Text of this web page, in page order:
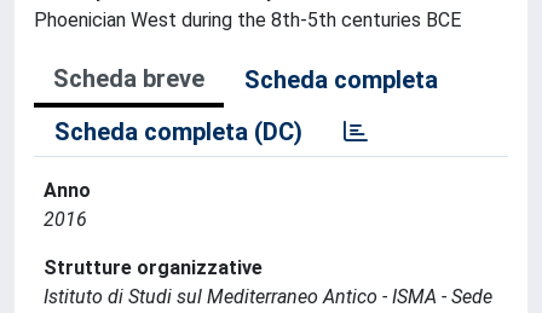
Phoenician West during the 8th-5th centuries BCE
Scheda breve
Scheda completa
Scheda completa (DC)
Anno
2016
Strutture organizzative
Istituto di Studi sul Mediterraneo Antico - ISMA - Sede